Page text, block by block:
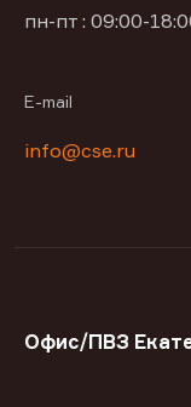
пн-пт : 09:00-
E-mail
info@cse.ru
Офис/ПВЗ